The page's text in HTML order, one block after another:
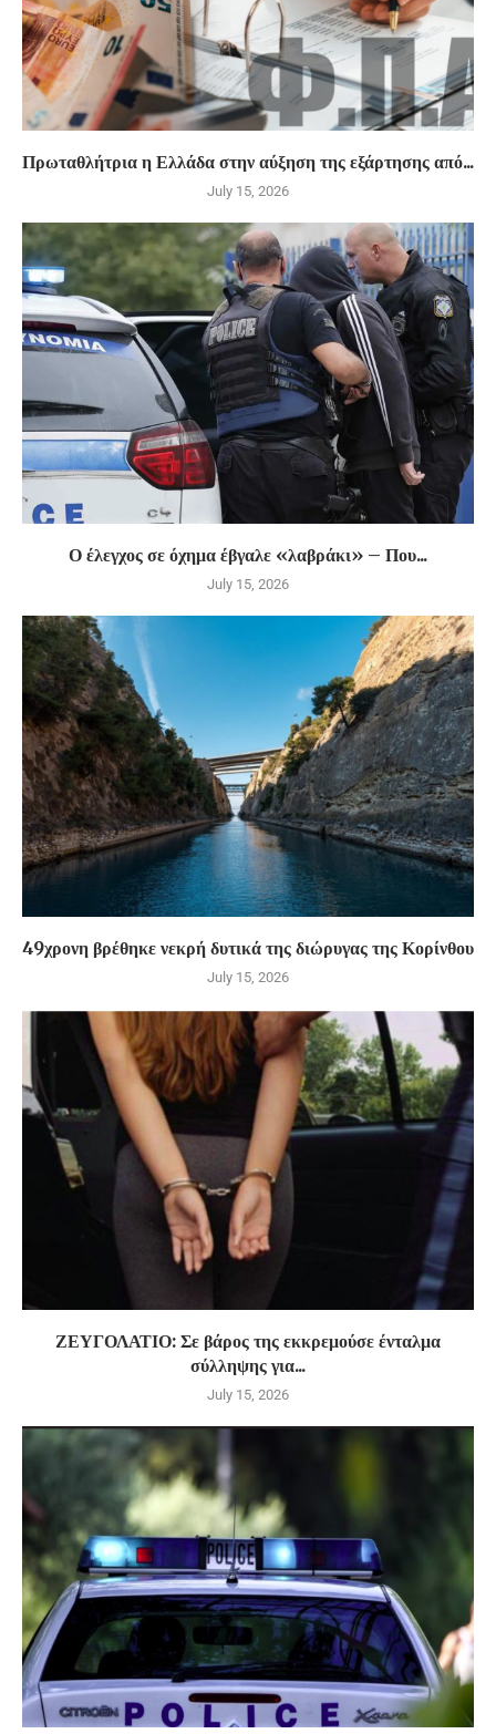
Πρωταθλήτρια η Ελλάδα στην αύξηση της εξάρτησης από...
July 15, 2026
Ο έλεγχος σε όχημα έβγαλε «λαβράκι» – Που...
July 15, 2026
49χρονη βρέθηκε νεκρή δυτικά της διώρυγας της Κορίνθου
July 15, 2026
ΖΕΥΓΟΛΑΤΙΟ: Σε βάρος της εκκρεμούσε ένταλμα
σύλληψης για...
July 15, 2026